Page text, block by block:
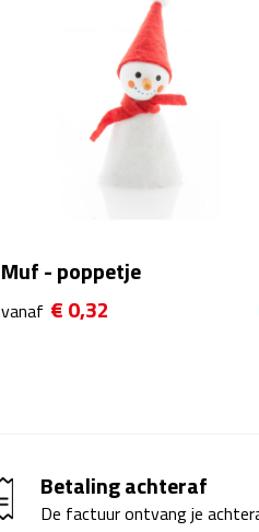
Muf - poppetje
vanaf € 0,32
Betaling achteraf
De factuur ontvang je